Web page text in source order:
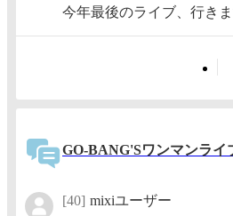
今年最後のライブ、行き
GO-BANG'Sワンマンライ
[40] mixiユーザー